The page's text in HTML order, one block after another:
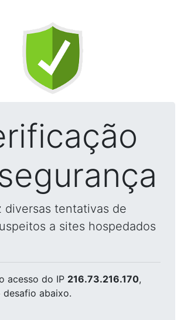
diversas tentativas de
a sites hospedados
acesso do IP 216.73.216.170,
desafio abaixo.